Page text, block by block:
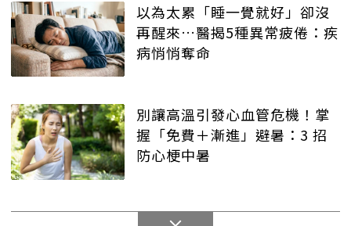
以為太累「睡一覺就好」卻沒
再醒來…醫揭5種異常疲倦：疾
病悄悄奪命
別讓高溫引發心血管危機！掌
握「免費＋漸進」避暑：3 招
防心梗中暑